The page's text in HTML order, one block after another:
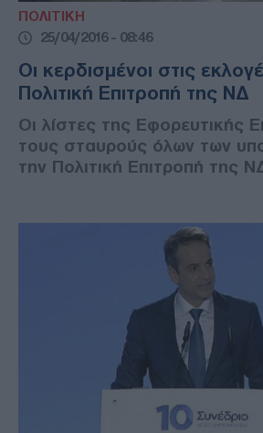
ΠΟΛΙΤΙΚΗ
25/04/2016 - 08:46
Οι κερδισμένοι στις
Πολιτική Επιτροπή της ΝΔ
Οι λίστες της Εφορευτικής
τους σταυρούς όλων των
την Πολιτική Επιτροπή της